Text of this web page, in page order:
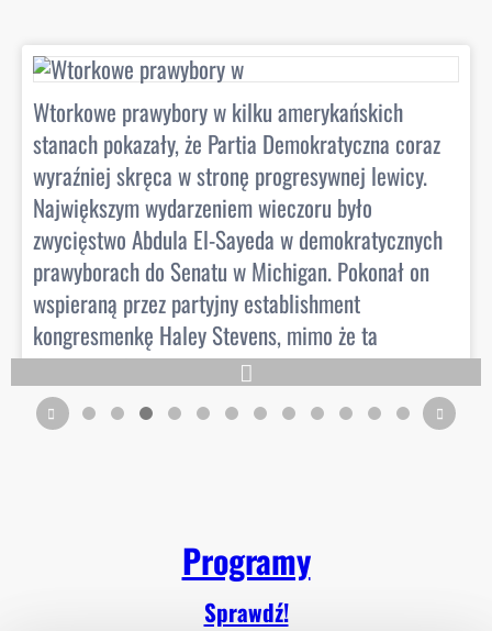
Żegnamy naszego ulubieńca z nienaganną fryzurą.
Shri Thanedar przegrywa prawybory
demokratyczne. Partia miała go dość 🤣
21 hours ago
View on Facebook
0
Programy
Sprawdź!